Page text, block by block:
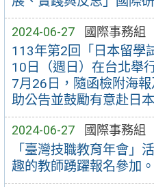
2024-06-27 國際事務組
113年第2回「日本留學
10日（週日）在台北舉
7月26日，隨函檢附海
助公告並鼓勵有意赴日
2024-06-27 國際事務組
「臺灣技職教育年會」
趣的教師踴躍報名參加。